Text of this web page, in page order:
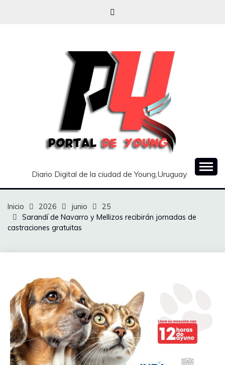
Diario Digital de la ciudad de Young,Uruguay
Inicio 2026 junio
25
Sarandí de Navarro y Mellizos recibirán jornadas de
castraciones gratuitas